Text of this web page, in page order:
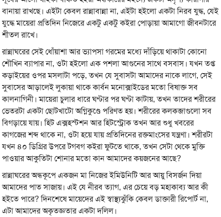
বানায়া রাখছে। এইটা কেবল রান্নাবান্না না, এইটা হইলো একটা নিরব যুদ্ধ, যেই
যুদ্ধে মায়েরা প্রতিদিন নিজেরে একটু একটু কইরা পোড়ায়া আমাগো জীবনটারে
শীতল রাখে।
রান্নাঘরের সেই ধোঁয়াশা আর ভ্যাপসা গরমের মধ্যে দাঁড়িয়ে থাকাটা কোনো
শৌখিন ব্যাপার না, ওটা হইলো এক পশলা আগুনের সাথে বসবাস। যখন তপ্ত
কড়াইয়ের ওপর মসলাটা পড়ে, তখন যে সুবাসটা আমাদের নাকে লাগে, সেই
সুবাসের আড়ালেই লুকায়া থাকে কার্বন মনোক্সাইডের মতো বিষাক্ত সব
কালনাগিনী। মায়েরা চুলার ধারে ঘণ্টার পর ঘণ্টা কাটায়, তখন তাদের শরীরের
ভেতরটা একটা ছোটখাটো অগ্নিকুণ্ডে পরিণত হয়। শরীরের কলকব্জাগুলো সব
বিগড়ায়ে যায়। হিট এক্সহস্টশন আর হিটস্ট্রোক তখন আর শুধু খবরের
কাগজের শব্দ থাকে না, ওটা হয়ে যায় প্রতিদিনের রক্তমাংসের যন্ত্রণা। শরীরটা
যখন ৪০ ডিগ্রির উপরে টগবগ কইরা ফুটতে থাকে, তখন সেটা থেকে মুক্তি
পাওয়ার আকুতিটা শোনার মতো কান আমাদের কয়জনের আছে?
রান্নাঘরের অন্ধকূপে একজন মা নিজের ইমিউনিটি আর আয়ু বিসর্জন দিয়া
আমাদের পাত সাজায়। এই যে নীরব ত্যাগ, এর চেয়ে বড় মহাকাব্য আর কী
হইতে পারে? দিনশেষে মায়েদের এই স্বাস্থ্যঝুঁকি কেবল ডাক্তারী রিপোর্ট না,
এটা আমাদের অকৃতজ্ঞতার একটা দলিল।